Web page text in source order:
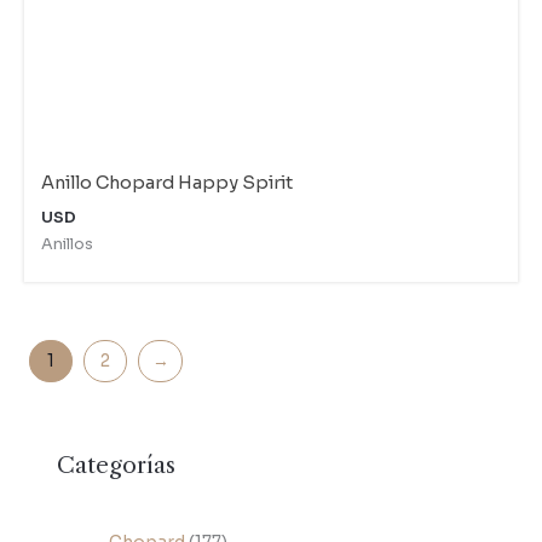
Categorías
Anillo Chopard Happy Spirit
USD
Anillos
1 2 →